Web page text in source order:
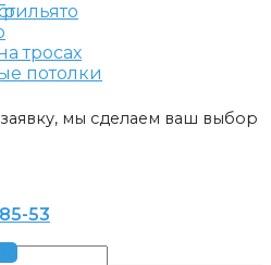
тросах
потолки
53
мы сделаем ваш выбор